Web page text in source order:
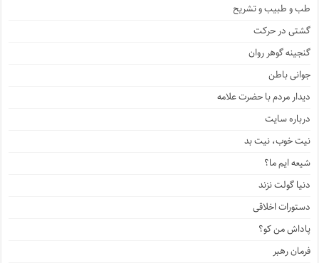
طب و طبیب و تشریح
گشتی در حرکت
گنجینه گوهر روان
جوانی باطن
دیدار مردم با حضرت علامه
درباره سایت
نیت خوب، نیت بد
شیعه ایم ما؟
دنیا گولت نزند
دستورات اخلاقی
پاداش من کو؟
فرمان رهبر